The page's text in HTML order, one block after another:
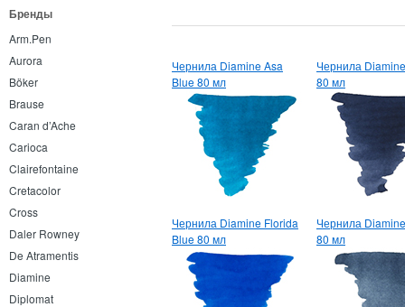
Бренды
Arm.Pen
Aurora
Böker
Brause
Caran d’Ache
Carioca
Clairefontaine
Cretacolor
Cross
Daler Rowney
De Atramentis
Diamine
Diplomat
Чернила Diamine Asa
Blue 80 мл
Чернила
80 мл
Чернила Diamine Florida
Blue 80 мл
Чернила
80 мл